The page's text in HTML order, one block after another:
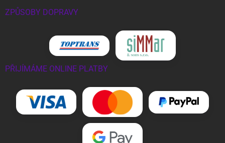
ZPŮSOBY DOPRAVY
PŘIJÍMÁME ONLINE PLATBY